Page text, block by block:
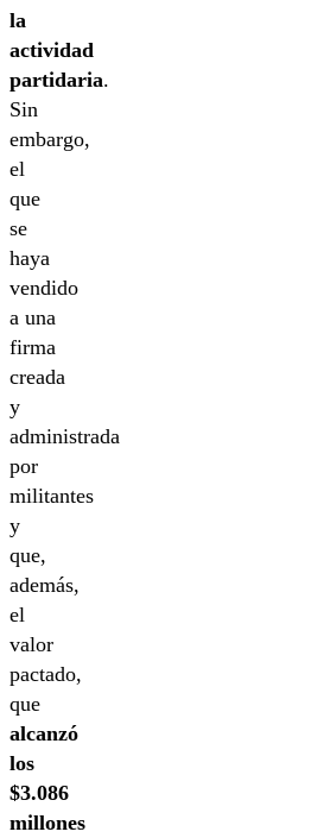
la
actividad
partidaria.
Sin
embargo,
el
que
se
haya
vendido
a una
firma
creada
y
administrada
por
militantes
y
que,
además,
el
valor
pactado,
que
alcanzó
los
$3.086
millones